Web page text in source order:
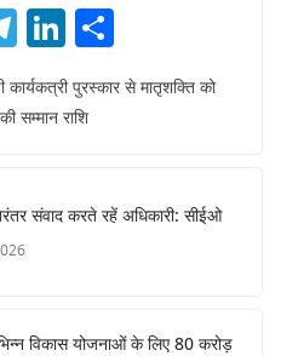
T
el
e
m
Li
n
k
n
h
ar
पुरस्कार से मातृशक्ति को
सम्मान राशि
संवाद करते रहें अधिकारी: सीईओ
विकास योजनाओं के लिए 80 करोड़